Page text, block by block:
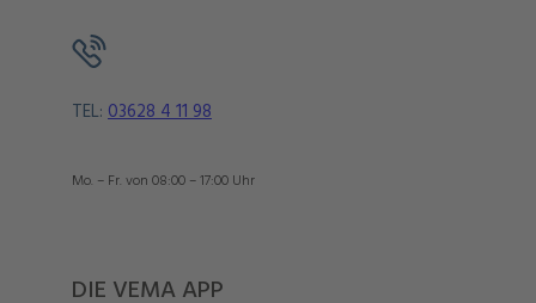
TEL: 03628 4 11 98
Mo. – Fr. von 08:00 – 17:00 Uhr
DIE VEMA APP